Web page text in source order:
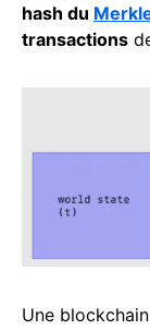
hash du
transactions
Une